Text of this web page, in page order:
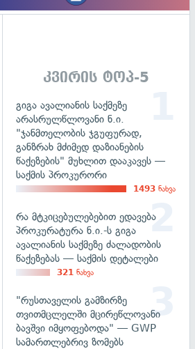
კვირის ტოპ-5
გიგა ავალიანის საქმეზე
არასრულწლოვანი ნ.ი.
"ჯანმთელობის ჯგუფურად,
განზრახ მძიმედ დაზიანების
წაქეზების" მუხლით დააკავეს —
საქმის პროკურორი
1493 ნახვა
რა მტკიცებულებებით ედავება
პროკურატურა ნ.ი.-ს გიგა
ავალიანის საქმეზე ძალადობის
წაქეზებას — საქმის დეტალები
321 ნახვა
"რუსთაველის გამზირზე
თვითმცლელში მცირეწლოვანი
ბავშვი იმყოფებოდა" — GWP
სამართლებრივ ზომებს